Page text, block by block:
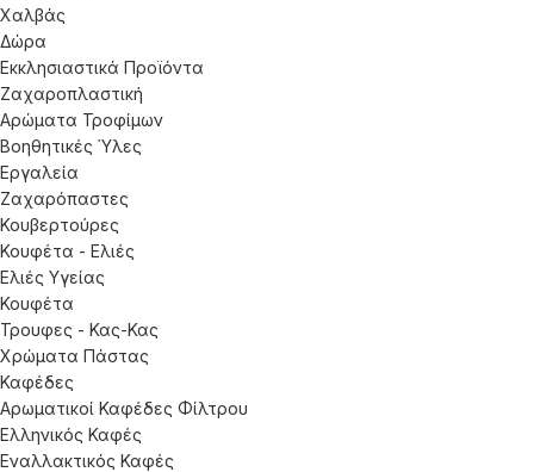
Χαλβάς
Δώρα
Εκκλησιαστικά Προϊόντα
Ζαχαροπλαστική
Αρώματα Τροφίμων
Βοηθητικές Ύλες
Εργαλεία
Ζαχαρόπαστες
Κουβερτούρες
Κουφέτα - Ελιές
Ελιές Υγείας
Κουφέτα
Τρουφες - Κας-Κας
Χρώματα Πάστας
Καφέδες
Αρωματικοί Καφέδες Φίλτρου
Ελληνικός Καφές
Εναλλακτικός Καφές